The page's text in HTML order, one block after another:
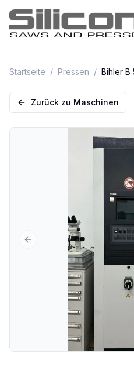
Startseite / Pressen / Bihler B
Zurück zu Maschinen
Previous slide